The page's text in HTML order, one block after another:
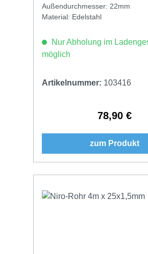
Außendurchmesser: 22mm
Material: Edelstahl
Nur Abholung im
möglich
Artikelnummer: 103416
Regulärer
78,90 €
zum Produkt